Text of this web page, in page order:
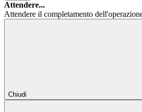
Attendere...
Attendere il completamento
Chiudi